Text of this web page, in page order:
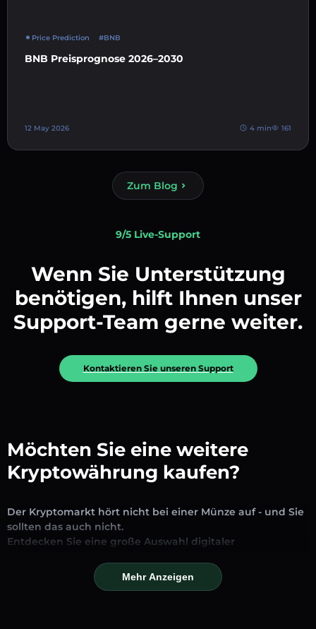
Price Prediction #BNB
BNB Preisprognose 2026–2030
12 May 2026 4 min 161
Zum Blog
9/5 Live-Support
Wenn Sie Unterstützung
benötigen, hilft Ihnen unser
Support-Team gerne weiter.
Kontaktieren Sie unseren Support
Möchten Sie eine weitere
Kryptowährung kaufen?
Der Kryptomarkt hört nicht bei einer Münze auf - und Sie
sollten das auch nicht.
Entdecken Sie eine große Auswahl digitaler
Austausch und Handel verfügbar sind. Ob etablierte
Stablecoins, vielversprechende Altcoins oder trendige
Mehr Anzeigen